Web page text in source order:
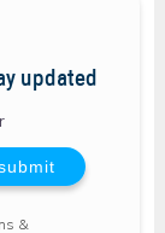
updated
&